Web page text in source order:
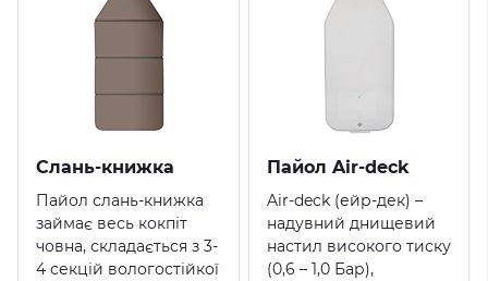
Слань-книжка
Пайол слань-книжка
займає весь кокпіт
човна, складається з 3-
4 секцій вологостійкої
Пайол Air-deck
Air-deck (ейр-дек) –
надувний днищевий
настил високого тиску
(0,6 – 1,0 Бар),